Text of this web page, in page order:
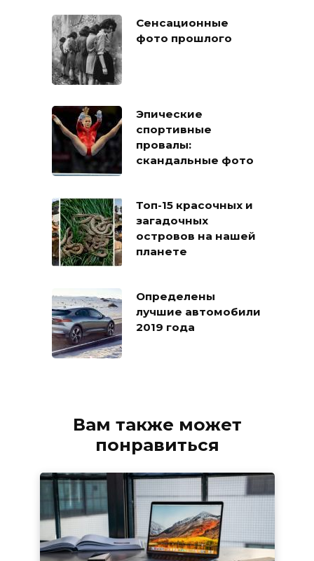
Сенсационные
фото прошлого
Эпические
спортивные
провалы:
скандальные фото
Топ-15 красочных и
загадочных
островов на нашей
планете
Определены
лучшие автомобили
2019 года
Вам также может
понравиться